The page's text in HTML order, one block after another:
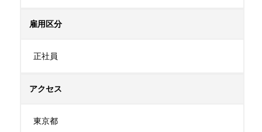
雇用区分
正社員
アクセス
東京都